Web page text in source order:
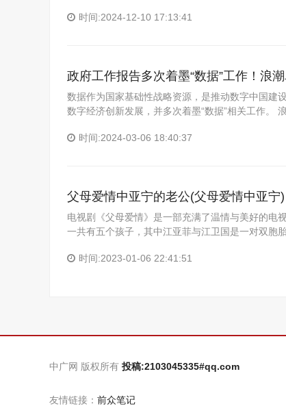
时间:2024-12-10 17:13:41
政府工作报告多次着墨“数据”工作！浪
数据作为国家基础性战略资源，是推动数字中国建
数字经济创新发展，并多次着墨“数据”相关工作。
时间:2024-03-06 18:40:37
父母爱情中亚宁的老公(父母爱情中亚宁)
电视剧《父母爱情》是一部充满了温情与美好的电
一共有五个孩子，其中江亚菲与江卫国是一对双
时间:2023-01-06 22:41:51
中广网 版权所有 投稿:2103045335#qq.com
友情链接： 前众笔记